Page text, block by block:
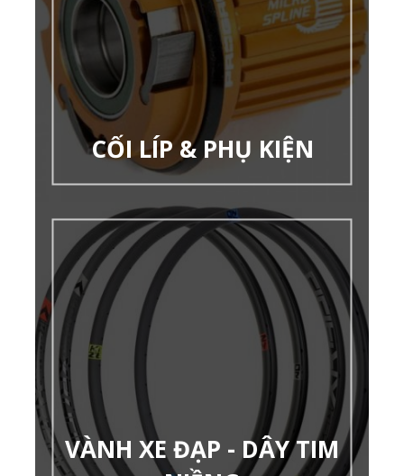
CỐI LÍP & PHỤ KIỆN
VÀNH XE ĐẠP - DÂY TIM